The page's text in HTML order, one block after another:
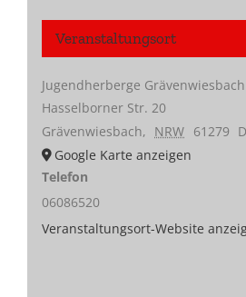
Veranstaltungsort
Jugendherberge Grävenwiesbach
Hasselborner Str. 20
Grävenwiesbach, NRW 61279
Google Karte anzeigen
Telefon
06086520
Veranstaltungsort-Website